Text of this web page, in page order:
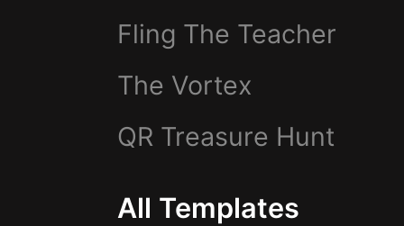
Fling The Teacher
The Vortex
QR Treasure Hunt
All Templates